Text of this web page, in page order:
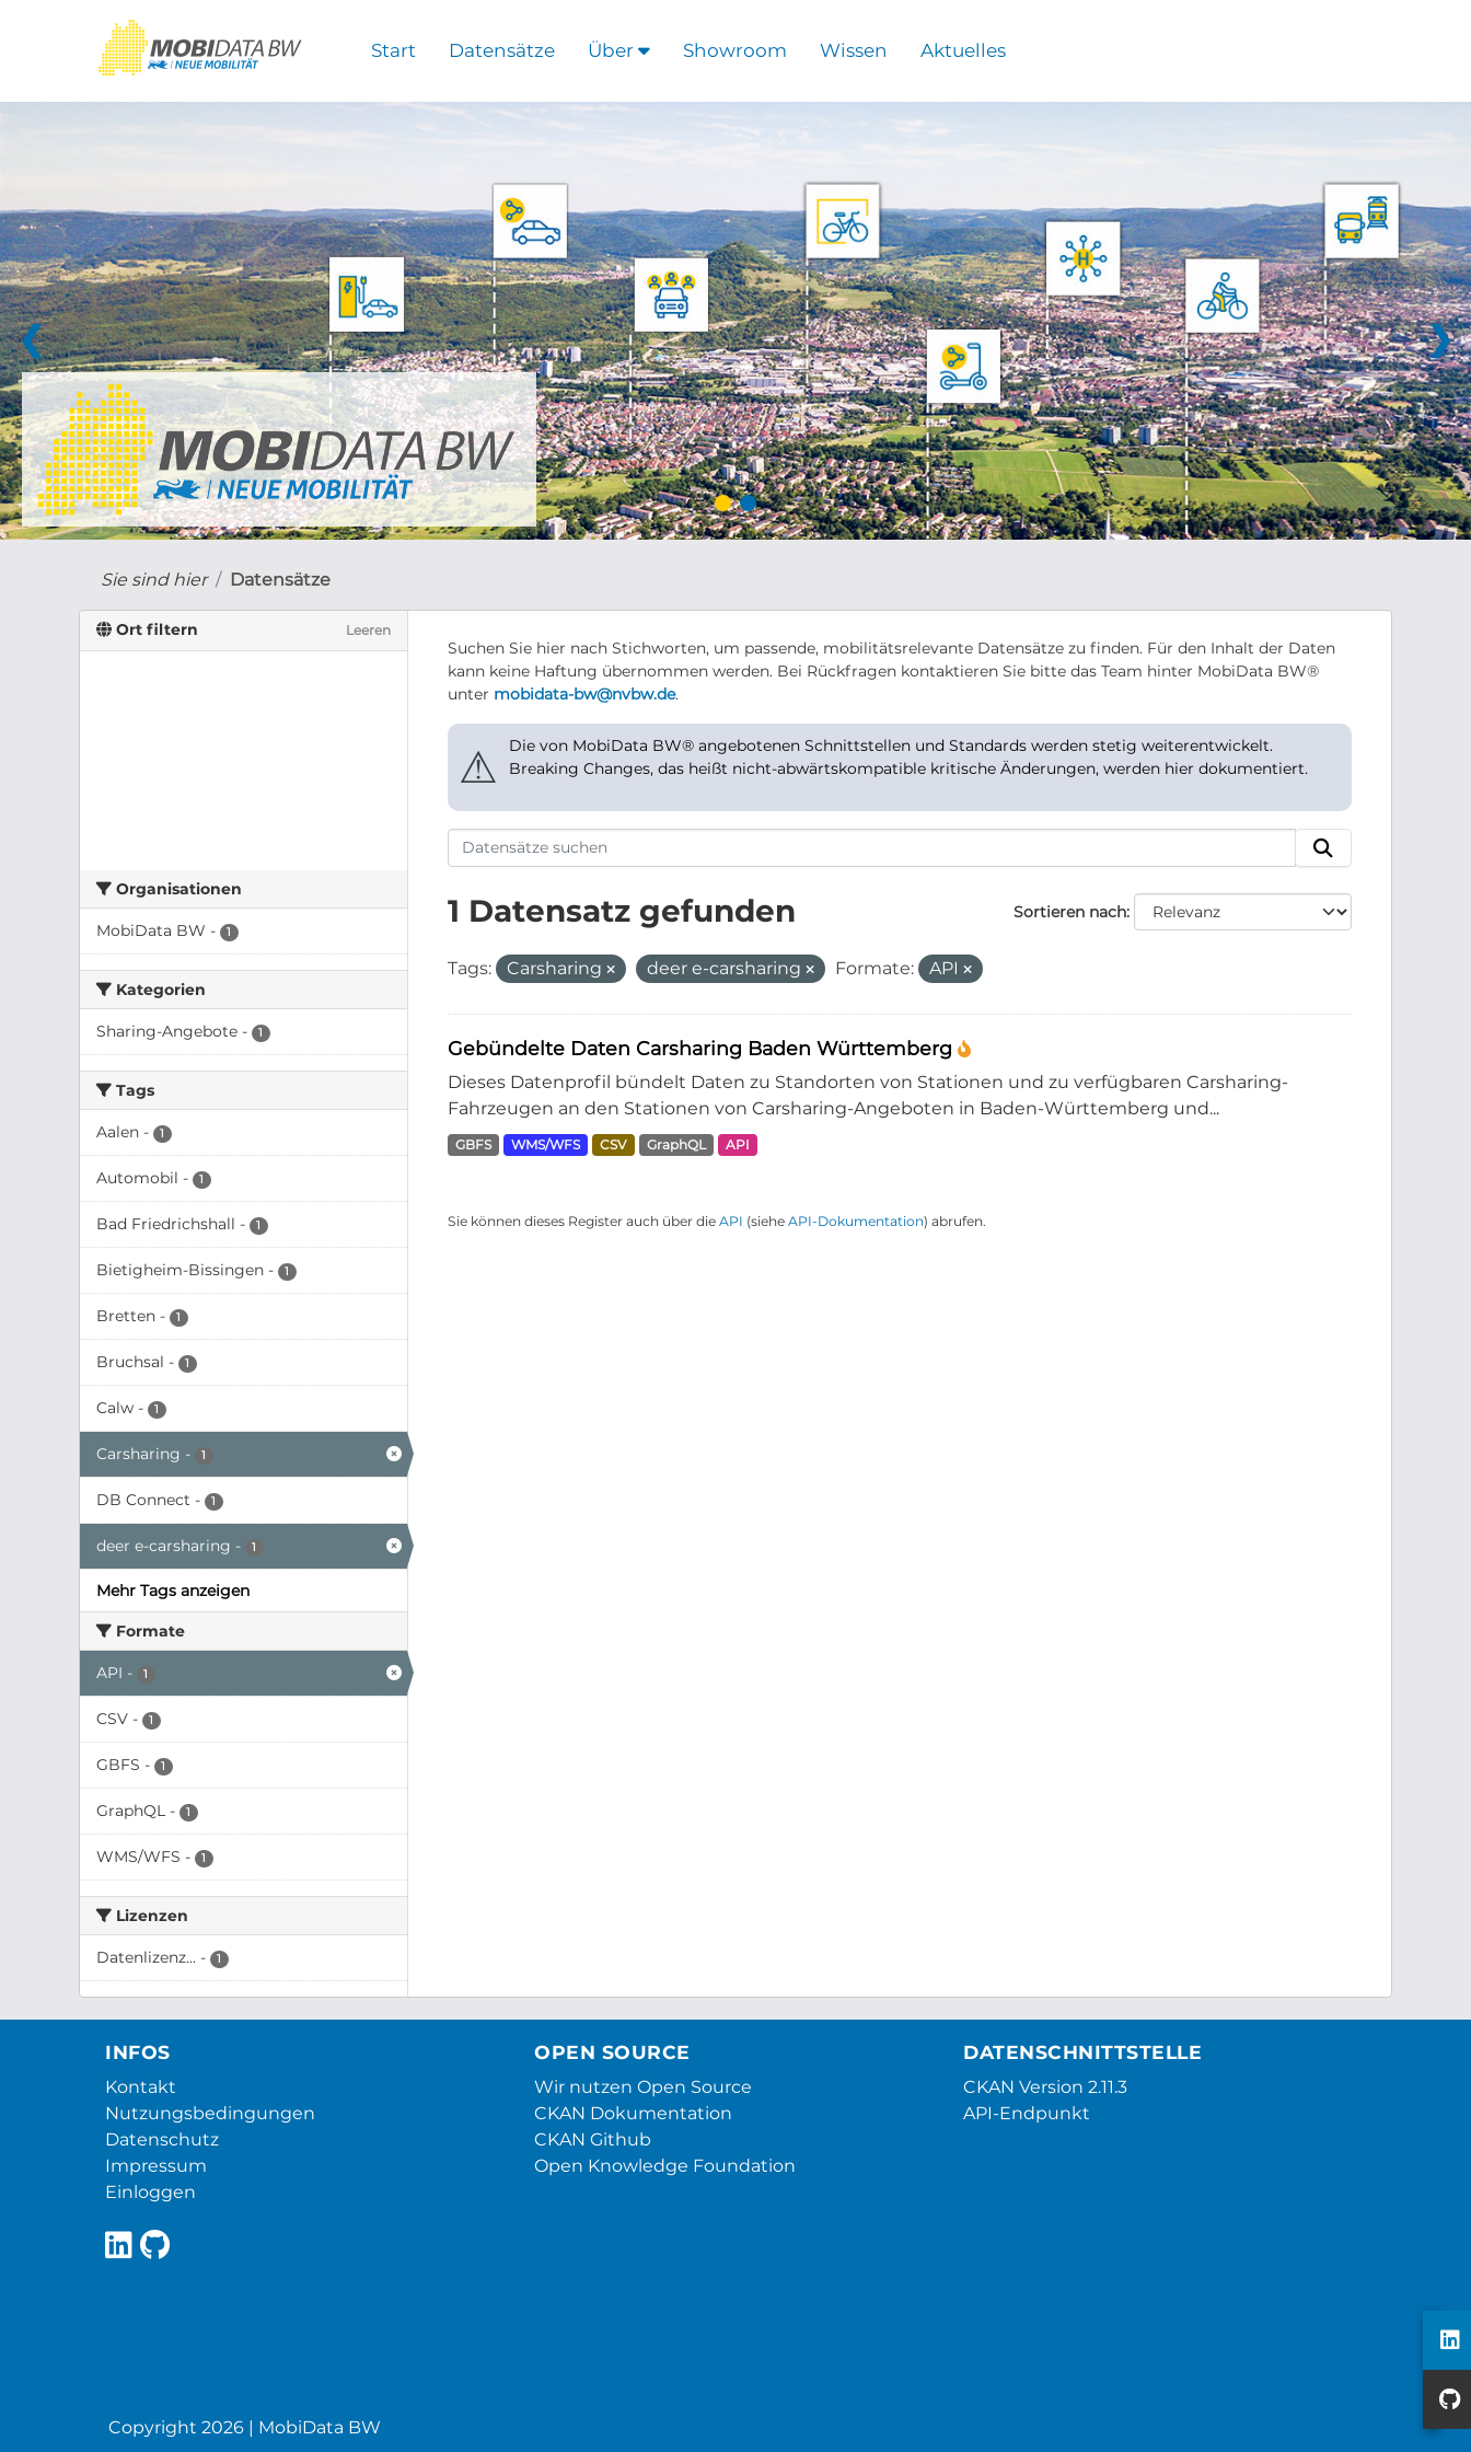
Start Datensätze Über Showroom Wissen Aktuelles
❮ ❯
Sie sind hier Datensätze
Ort filtern Leeren
Organisationen
MobiData BW - 1
Kategorien
Sharing-Angebote - 1
Tags
Aalen - 1
Automobil - 1
Bad Friedrichshall - 1
Bietigheim-Bissingen - 1
Bretten - 1
Bruchsal - 1
Calw - 1
Carsharing - 1
DB Connect - 1
deer e-carsharing - 1
Mehr Tags anzeigen
Formate
API - 1
CSV - 1
GBFS - 1
GraphQL - 1
WMS/WFS - 1
Lizenzen
Datenlizenz... - 1
Suchen Sie hier nach Stichworten, um passende, mobilitätsrelevante Datensätze zu finden. Für den Inhalt der Daten
kann keine Haftung übernommen werden. Bei Rückfragen kontaktieren Sie bitte das Team hinter MobiData BW®
unter mobidata-bw@nvbw.de.
⚠
Die von MobiData BW® angebotenen Schnittstellen und Standards werden stetig weiterentwickelt.
Breaking Changes, das heißt nicht-abwärtskompatible kritische Änderungen, werden hier dokumentiert.
Sortieren nach
1 Datensatz gefunden
Tags: Carsharing deer e-carsharing Formate: API
Gebündelte Daten Carsharing Baden Württemberg
Dieses Datenprofil bündelt Daten zu Standorten von Stationen und zu verfügbaren Carsharing-
Fahrzeugen an den Stationen von Carsharing-Angeboten in Baden-Württemberg und...
GBFS WMS/WFS CSV GraphQL API
Sie können dieses Register auch über die API (siehe API-Dokumentation) abrufen.
INFOS
Kontakt
Nutzungsbedingungen
Datenschutz
Impressum
Einloggen
OPEN SOURCE
Wir nutzen Open Source
CKAN Dokumentation
CKAN Github
Open Knowledge Foundation
DATENSCHNITTSTELLE
CKAN Version 2.11.3
API-Endpunkt
Copyright 2026 | MobiData BW